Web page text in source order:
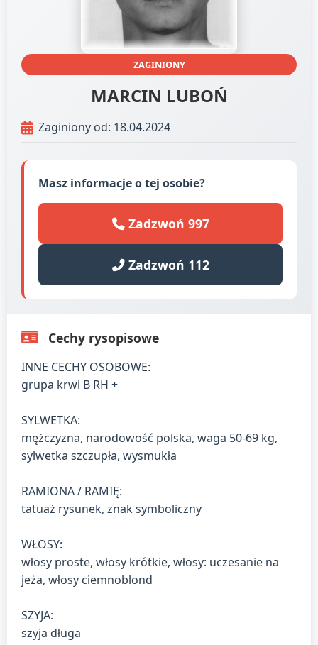
ZAGINIONY
MARCIN LUBOŃ
Zaginiony od: 18.04.2024
Masz informacje o tej osobie?
Zadzwoń 997
Zadzwoń 112
Cechy rysopisowe
INNE CECHY OSOBOWE:
grupa krwi B RH +
SYLWETKA:
mężczyzna, narodowość polska, waga 50-69 kg,
sylwetka szczupła, wysmukła
RAMIONA / RAMIĘ:
tatuaż rysunek, znak symboliczny
WŁOSY:
włosy proste, włosy krótkie, włosy: uczesanie na
jeża, włosy ciemnoblond
SZYJA:
szyja długa